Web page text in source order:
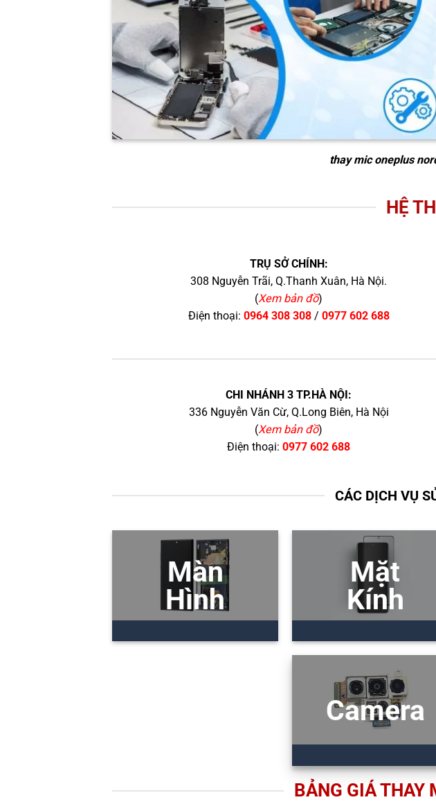
thay mic oneplus
HỆ
TRỤ SỞ CHÍNH:
308 Nguyễn Trãi, Q.Thanh Xuân, Hà Nội.
(Xem bản đồ)
Điện thoại: 0964 308 308/ 0977 602 688
CHI NHÁNH 3 TP.HÀ NỘI:
336 Nguyễn Văn Cừ, Q.Long Biên, Hà Nội
(Xem bản đồ)
Điện thoại: 0977 602 688
CÁC DỊCH VỤ
Màn
Hình
Mặt
Kính
Camera
BẢNG GIÁ THAY